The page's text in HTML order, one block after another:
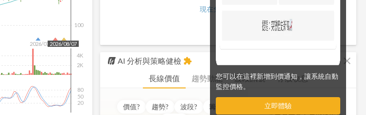
您可以在這裡新增到價通知，讓系統自動
監控價格。
立即體驗
2026/07/16
100
2026/08/07
2K
4K
20
50
80
現在免費註冊/登入
AI 分析與策略健檢 close
extension
長線價值 趨勢動能 波段訊號 存股收息
價值? 趨勢? 波段? 籌碼 價值??